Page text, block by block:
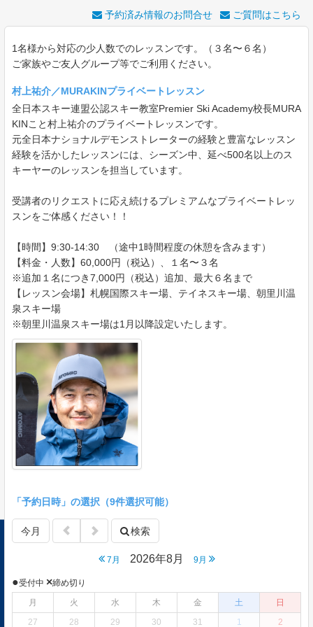
予約済み情報のお問合せ ご質問はこちら
1名様から対応の少人数でのレッスンです。（３名〜６名）
ご家族やご友人グループ等でご利用ください。
村上祐介／MURAKINプライベートレッスン
全日本スキー連盟公認スキー教室Premier Ski Academy校長MURA
KINこと村上祐介のプライベートレッスンです。
元全日本ナショナルデモンストレーターの経験と豊富なレッスン
経験を活かしたレッスンには、シーズン中、延べ500名以上のス
キーヤーのレッスンを担当しています。
受講者のリクエストに応え続けるプレミアムなプライベートレッ
スンをご体感ください！！
【時間】9:30-14:30 （途中1時間程度の休憩を含みます）
【料金・人数】60,000円（税込）、１名〜３名
※追加１名につき7,000円（税込）追加、最大６名まで
【レッスン会場】札幌国際スキー場、テイネスキー場、朝里川温
泉スキー場
※朝里川温泉スキー場は1月以降設定いたします。
「予約日時」の選択（9件選択可能）
今月 検索
7月 2026年8月 9月
●受付中 ×締め切り
月
火 水 木 金 土
日
27
28 29 30 31 1 2